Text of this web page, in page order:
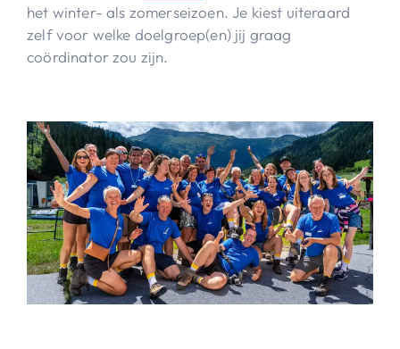
het winter- als zomerseizoen. Je kiest uiteraard
zelf voor welke doelgroep(en) jij graag
coördinator zou zijn.